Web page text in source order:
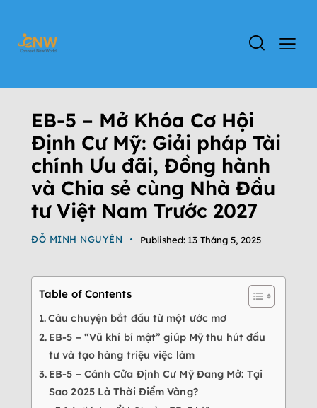
EB-5 – Mở Khóa Cơ Hội
Định Cư Mỹ: Giải pháp Tài
chính Ưu đãi, Đồng hành
và Chia sẻ cùng Nhà Đầu
tư Việt Nam Trước 2027
ĐỖ MINH NGUYÊN Published: 13 Tháng 5, 2025
Table of Contents
Câu chuyện bắt đầu từ một ước mơ
EB-5 – “Vũ khí bí mật” giúp Mỹ thu hút đầu
tư và tạo hàng triệu việc làm
EB-5 – Cánh Cửa Định Cư Mỹ Đang Mở: Tại
Sao 2025 Là Thời Điểm Vàng?